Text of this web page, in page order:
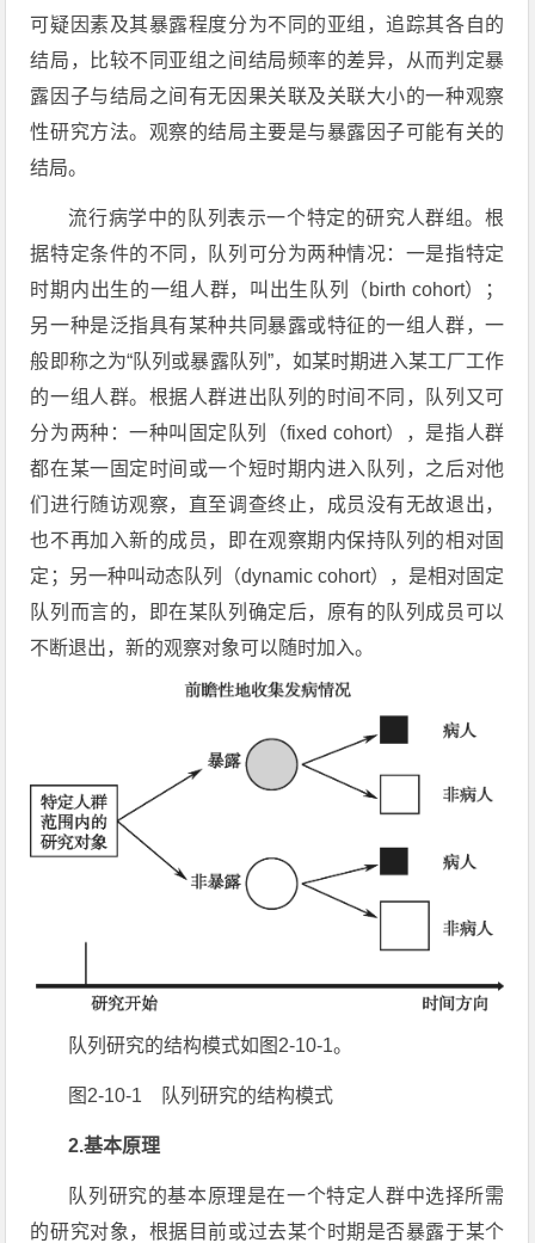
可疑因素及其暴露程度分为不同的亚组，追踪其各自的
结局，比较不同亚组之间结局频率的差异，从而判定暴
露因子与结局之间有无因果关联及关联大小的一种观察
性研究方法。观察的结局主要是与暴露因子可能有关的
结局。
流行病学中的队列表示一个特定的研究人群组。根
据特定条件的不同，队列可分为两种情况：一是指特定
时期内出生的一组人群，叫出生队列（birth cohort）；
另一种是泛指具有某种共同暴露或特征的一组人群，一
般即称之为“队列或暴露队列”，如某时期进入某工厂工作
的一组人群。根据人群进出队列的时间不同，队列又可
分为两种：一种叫固定队列（fixed cohort），是指人群
都在某一固定时间或一个短时期内进入队列，之后对他
们进行随访观察，直至调查终止，成员没有无故退出，
也不再加入新的成员，即在观察期内保持队列的相对固
定；另一种叫动态队列（dynamic cohort），是相对固定
队列而言的，即在某队列确定后，原有的队列成员可以
不断退出，新的观察对象可以随时加入。
队列研究的结构模式如图2-10-1。
图2-10-1 队列研究的结构模式
2.基本原理
队列研究的基本原理是在一个特定人群中选择所需
的研究对象，根据目前或过去某个时期是否暴露于某个